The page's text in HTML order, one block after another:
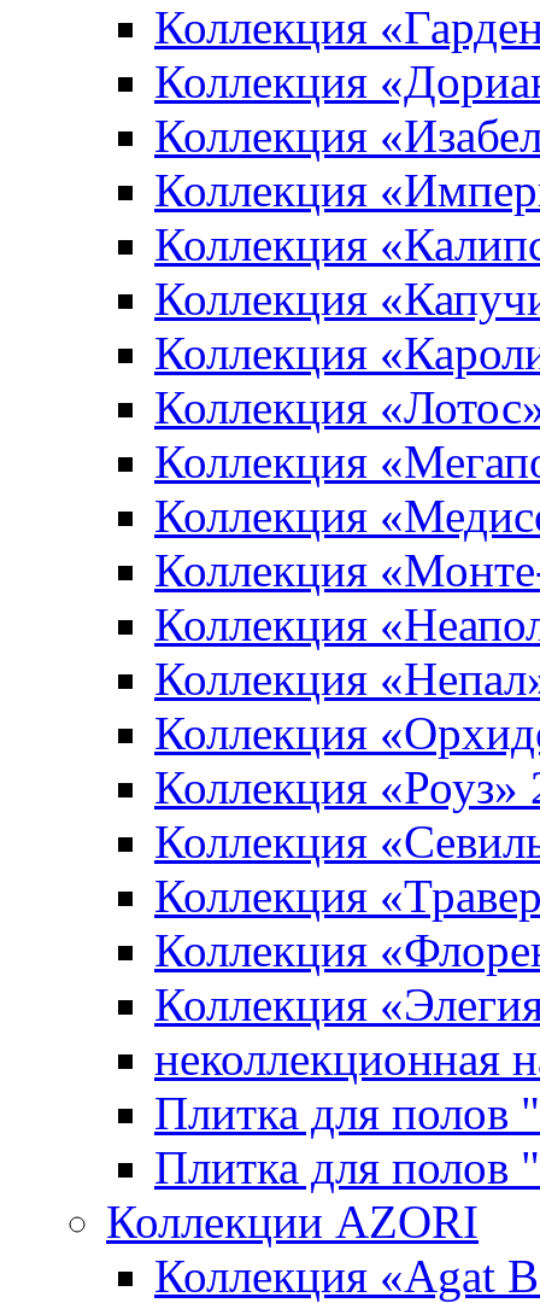
Коллекция
Коллекция
Коллекция
Коллекция
Коллекция
Коллекция
Коллекция
Коллекция
Коллекция
Коллекция
Коллекция
Коллекция
Коллекция
Коллекция
Коллекция «Роуз»
Коллекция
Коллекция
Коллекция
Коллекция
неколлекционная
Плитка для полов
Плитка для
Коллекции AZORI
Коллекция «Agat